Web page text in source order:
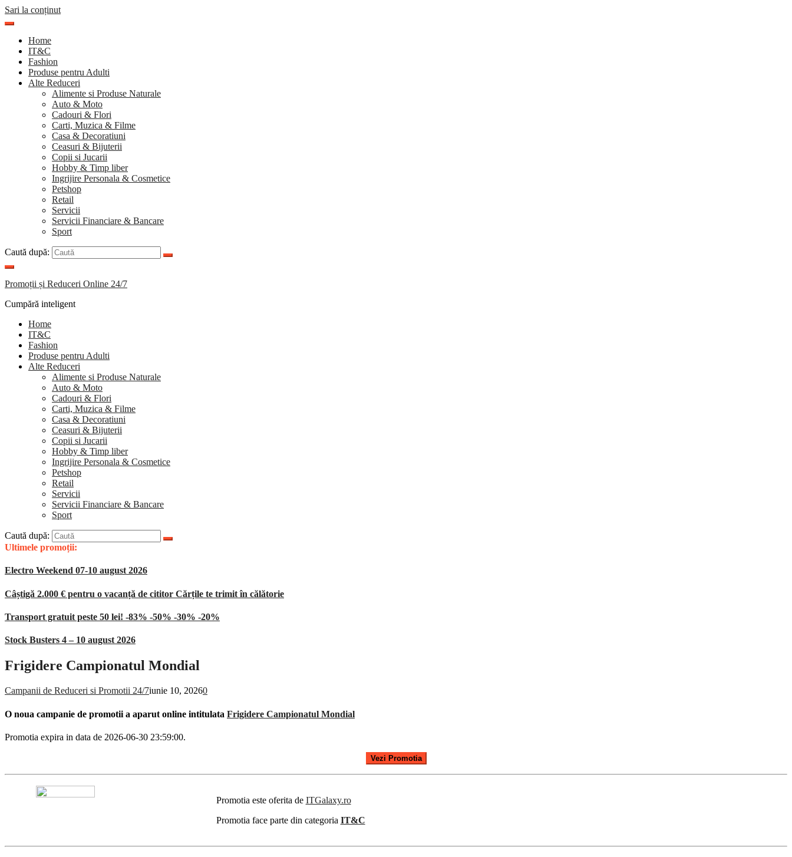
Sari la conținut
Home
IT&C
Fashion
Produse pentru Adulti
Alte Reduceri
Alimente si Produse Naturale
Auto & Moto
Cadouri & Flori
Carti, Muzica & Filme
Casa & Decoratiuni
Ceasuri & Bijuterii
Copii si Jucarii
Hobby & Timp liber
Ingrijire Personala & Cosmetice
Petshop
Retail
Servicii
Servicii Financiare & Bancare
Sport
Caută după:
Promoții și Reduceri Online 24/7
Cumpără inteligent
Home
IT&C
Fashion
Produse pentru Adulti
Alte Reduceri
Alimente si Produse Naturale
Auto & Moto
Cadouri & Flori
Carti, Muzica & Filme
Casa & Decoratiuni
Ceasuri & Bijuterii
Copii si Jucarii
Hobby & Timp liber
Ingrijire Personala & Cosmetice
Petshop
Retail
Servicii
Servicii Financiare & Bancare
Sport
Caută după:
Ultimele promoții:
Electro Weekend 07-10 august 2026
Câștigă 2.000 € pentru o vacanță de cititor Cărțile te trimit în călătorie
Transport gratuit peste 50 lei! -83% -50% -30% -20%
Stock Busters 4 – 10 august 2026
Frigidere Campionatul Mondial
Campanii de Reduceri si Promotii 24/7iunie 10, 20260
O noua campanie de promotii a aparut online intitulata Frigidere Campionatul Mondial
Promotia expira in data de 2026-06-30 23:59:00.
Vezi Promotia
Promotia este oferita de ITGalaxy.ro
Promotia face parte din categoria IT&C